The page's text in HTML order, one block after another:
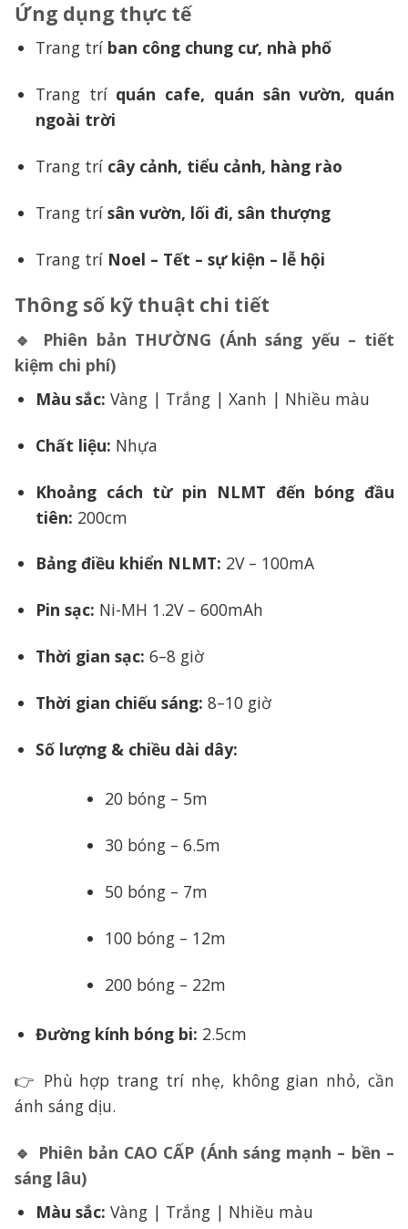
Ứng dụng thực tế
Trang trí ban công chung cư, nhà phố
Trang trí quán cafe, quán sân vườn, quán
ngoài trời
Trang trí cây cảnh, tiểu cảnh, hàng rào
Trang trí sân vườn, lối đi, sân thượng
Trang trí Noel – Tết – sự kiện – lễ hội
Thông số kỹ thuật chi tiết
🔹 Phiên bản THƯỜNG (Ánh sáng yếu – tiết
kiệm chi phí)
Màu sắc: Vàng | Trắng | Xanh | Nhiều màu
Chất liệu: Nhựa
Khoảng cách từ pin NLMT đến bóng đầu
tiên: 200cm
Bảng điều khiển NLMT: 2V – 100mA
Pin sạc: Ni-MH 1.2V – 600mAh
Thời gian sạc: 6–8 giờ
Thời gian chiếu sáng: 8–10 giờ
Số lượng & chiều dài dây:
20 bóng – 5m
30 bóng – 6.5m
50 bóng – 7m
100 bóng – 12m
200 bóng – 22m
Đường kính bóng bi: 2.5cm
👉 Phù hợp trang trí nhẹ, không gian nhỏ, cần
ánh sáng dịu.
🔹 Phiên bản CAO CẤP (Ánh sáng mạnh – bền –
sáng lâu)
Màu sắc: Vàng | Trắng | Nhiều màu